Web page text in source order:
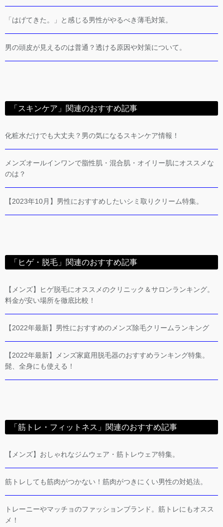
「はげてきた。」と感じる男性がやるべき薄毛対策。
男の頭皮が見えるのは普通？透ける原因や対策について。
「スキンケア」関連のおすすめ記事
化粧水だけでも大丈夫？男の気になるスキンケア情報！
メンズオールインワンで脂性肌・混合肌・オイリー肌にオススメな
のは？
【2023年10月】男性におすすめしたいシミ取りクリーム特集。
「ヒゲ・脱毛」関連のおすすめ記事
【メンズ】ヒゲ脱毛にオススメのクリニック＆サロンランキング。
料金が安い場所を徹底比較！
【2022年最新】男性におすすめのメンズ除毛クリームランキング
【2022年最新】メンズ家庭用脱毛器のおすすめランキング特集。
髭、全身にも使える！
「筋トレ・フィットネス」関連のおすすめ記事
【メンズ】おしゃれなジムウェア・筋トレウェア特集。
筋トレしても筋肉がつかない！筋肉がつきにくい男性の対処法。
トレーニーやマッチョのファッションブランド。筋トレにもオスス
メ！